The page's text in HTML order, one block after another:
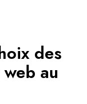
des
au